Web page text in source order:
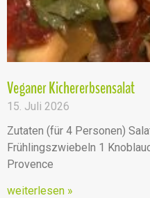
Veganer Kichererbsensalat
15. Juli 2026
Zutaten (für 4 Personen)
Frühlingszwiebeln 1
Provence
weiterlesen »